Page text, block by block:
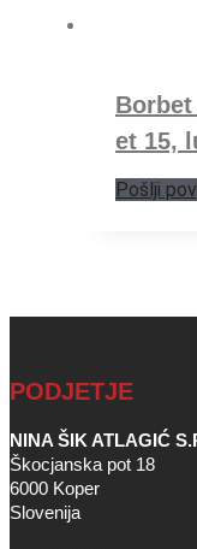
et 15,
Pošlji
PODJETJE
NINA ŠIK ATLAGIĆ
Škocjanska pot 18
6000 Koper
Slovenija